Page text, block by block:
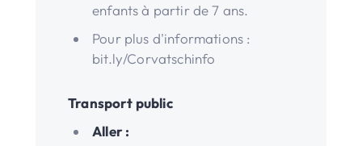
enfants à partir de 7 ans.
Pour plus d'informations :
bit.ly/Corvatschinfo
Transport public
Aller :